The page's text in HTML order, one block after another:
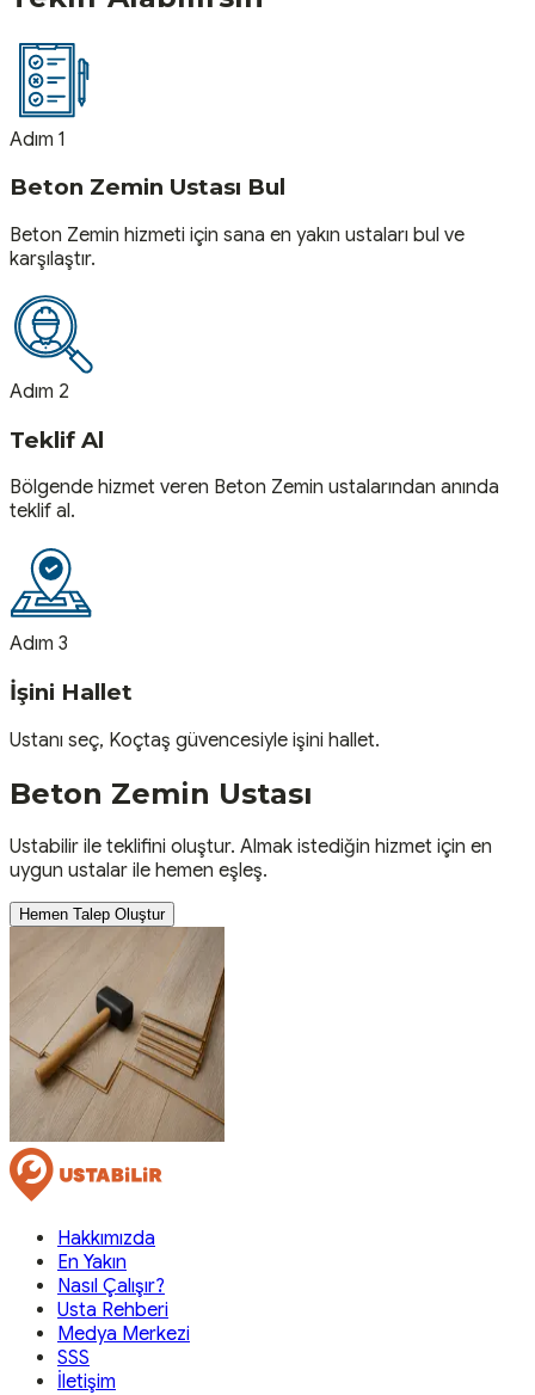
Adım 1
Beton Zemin Ustası Bul
Beton Zemin hizmeti için sana en yakın ustaları bul ve
karşılaştır.
Adım 2
Teklif Al
Bölgende hizmet veren Beton Zemin ustalarından anında
teklif al.
Adım 3
İşini Hallet
Ustanı seç, Koçtaş güvencesiyle işini hallet.
Beton Zemin Ustası
Ustabilir ile teklifini oluştur. Almak istediğin hizmet için en
uygun ustalar ile hemen eşleş.
Hemen Talep Oluştur
Hakkımızda
En Yakın
Nasıl Çalışır?
Usta Rehberi
Medya Merkezi
SSS
İletişim